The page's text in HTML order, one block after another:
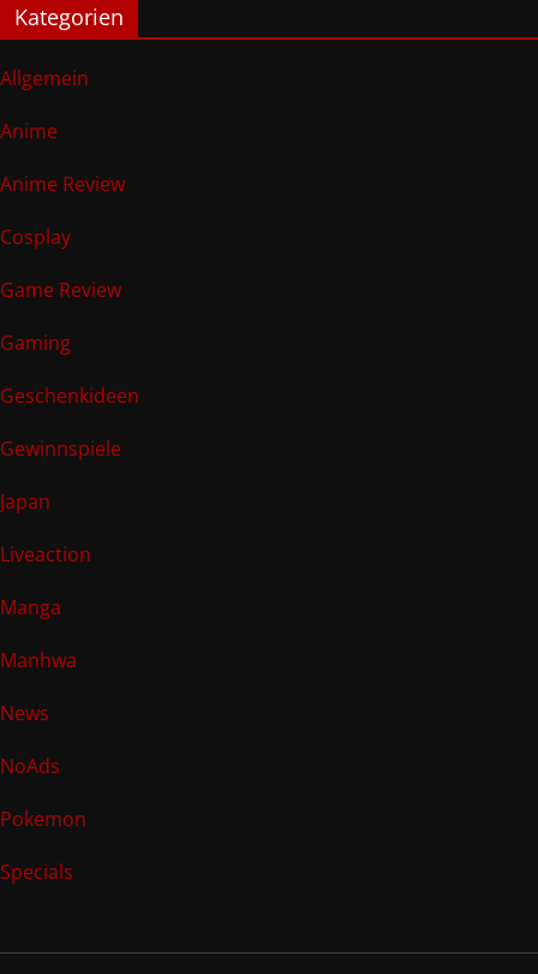
Kategorien
Allgemein
Anime
Anime Review
Cosplay
Game Review
Gaming
Geschenkideen
Gewinnspiele
Japan
Liveaction
Manga
Manhwa
News
NoAds
Pokemon
Specials